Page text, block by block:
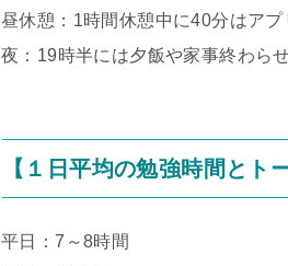
昼休憩：1時間休憩中に40分はアプ
夜：19時半には夕飯や家事終わら
【１日平均の勉強時間とト
平日：7～8時間